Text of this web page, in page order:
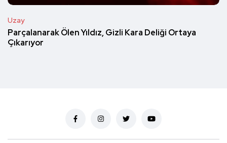
Uzay
Parçalanarak Ölen Yıldız, Gizli Kara Deliği Ortaya
Çıkarıyor